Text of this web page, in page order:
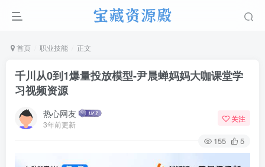
首页 职业技能 正文
千川从0到1爆量投放模型-尹晨蝉妈妈大咖课堂学
习视频资源
热心网友
3年前更新
关注
155 5